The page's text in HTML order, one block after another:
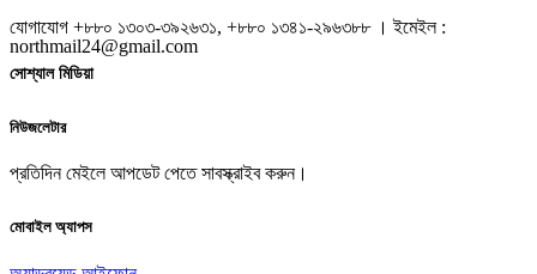
যোগাযোগ +৮৮০ ১৩০৩-৩৯২৬৩১, +৮৮০ ১৩৪১-২৯৬৩৮৮ । ইমেইল :
northmail24@gmail.com
সোশ্যাল মিডিয়া
নিউজলেটার
প্রতিদিন মেইলে আপডেট পেতে সাবস্ক্রাইব করুন।
মোবাইল অ্যাপস